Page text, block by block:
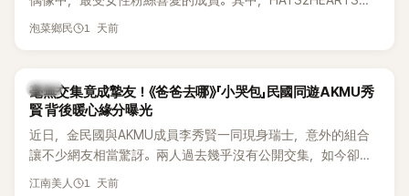
員包攬了前三名，展現了她們在女性社群中的高人氣。
泡菜鄉民 1 天前
韓星
毫無交集竟成摯友！《爸爸去哪》「小哭包」民國同遊AKMU秀
賢 背後暖心緣分曝光
近日，金民國與AKMU成員李秀賢一同現身瑞士，意外的組合
讓不少網友相當驚訝。兩人過去幾乎沒有公開交集，如今卻一
起踏上瑞士之旅，也讓粉絲紛紛好奇：「他們到底是怎麼認識
江南美人 1 天前